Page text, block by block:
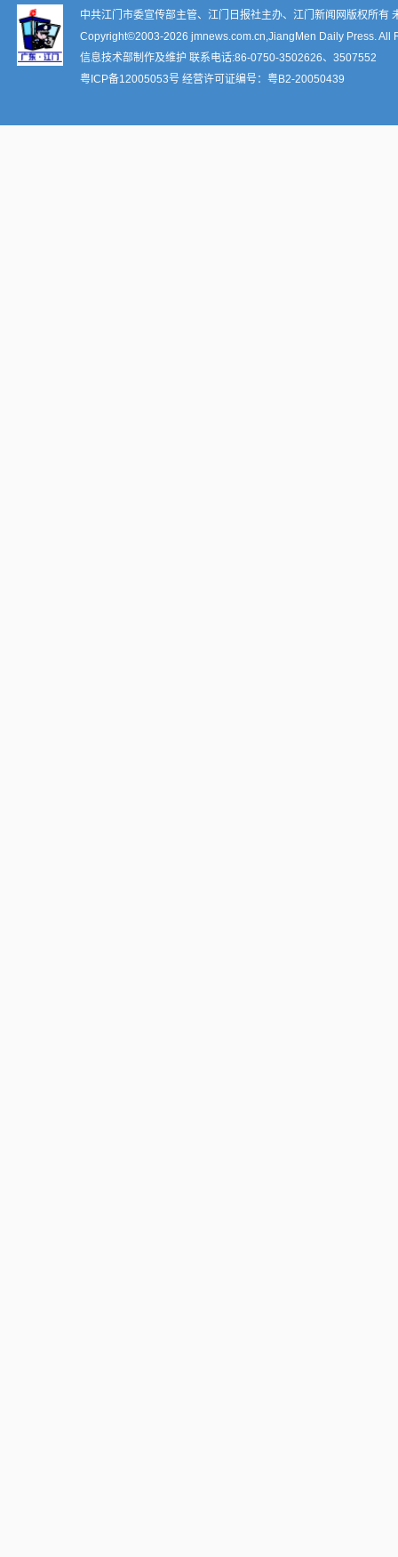
中共江门市委宣传部主管、江门日报社主办、江门新闻网版权所有
Copyright©2003-2026 jmnews.com.cn,JiangMen Daily Press. All
信息技术部制作及维护 联系电话:86-0750-3502626、3507552
粤ICP备12005053号 经营许可证编号： 粤B2-20050439